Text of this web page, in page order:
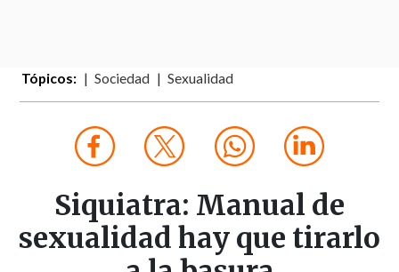
Tópicos: Sociedad Sexualidad
Siquiatra: Manual de
sexualidad hay que tirarlo